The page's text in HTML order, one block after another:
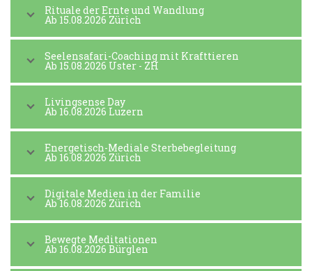
Rituale der Ernte und Wandlung
Ab 15.08.2026 Zürich
Seelensafari-Coaching mit Krafttieren
Ab 15.08.2026 Uster - ZH
Livingsense Day
Ab 16.08.2026 Luzern
Energetisch-Mediale Sterbebegleitung
Ab 16.08.2026 Zürich
Digitale Medien in der Familie
Ab 16.08.2026 Zürich
Bewegte Meditationen
Ab 16.08.2026 Bürglen